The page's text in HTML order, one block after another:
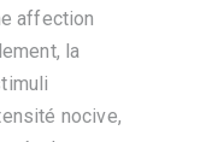
affection
la
nocive,